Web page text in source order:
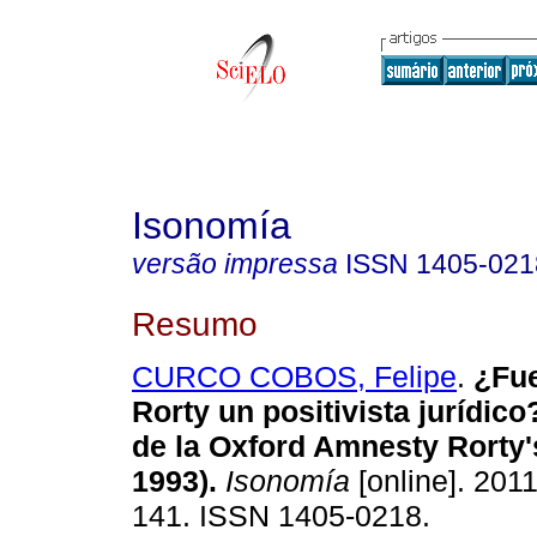
Isonomía
versão impressa ISSN 1405-
Resumo
CURCO COBOS, Felipe.
Rorty un positivista
de la Oxford Amnesty
1993). Isonomía [online].
141. ISSN 1405-0218.